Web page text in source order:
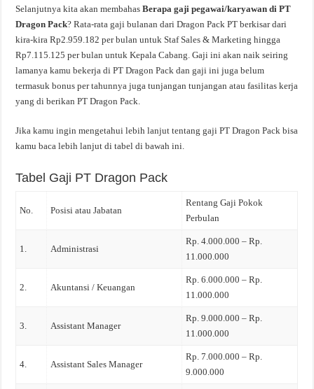
Selanjutnya kita akan membahasBerapa gaji pegawai/karyawan di PT
Dragon Pack? Rata-rata gaji bulanan dari Dragon Pack PT berkisar dari
kira-kira Rp2.959.182 per bulan untuk Staf Sales & Marketing hingga
Rp7.115.125 per bulan untuk Kepala Cabang. Gaji ini akan naik seiring
lamanya kamu bekerja di PT Dragon Pack dan gaji ini juga belum
termasuk bonus per tahunnya juga tunjangan tunjangan atau fasilitas kerja
yang di berikan PT Dragon Pack.
Jika kamu ingin mengetahui lebih lanjut tentang gaji PT Dragon Pack bisa
kamu baca lebih lanjut di tabel di bawah ini.
Tabel Gaji PT Dragon Pack
No. Posisi atau Jabatan
Rentang Gaji Pokok
Perbulan
1. Administrasi
Rp. 4.000.000 – Rp.
11.000.000
2. Akuntansi / Keuangan
Rp. 6.000.000 – Rp.
11.000.000
3. Assistant Manager
Rp. 9.000.000 – Rp.
11.000.000
4. Assistant Sales Manager
Rp. 7.000.000 – Rp.
9.000.000